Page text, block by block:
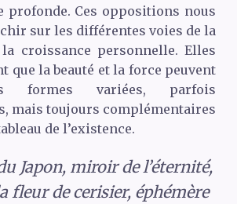
profonde. Ces oppositions nous
sur les différentes voies de la
la croissance personnelle. Elles
que la beauté et la force peuvent
formes variées, parfois
mais toujours complémentaires
de l’existence.
Japon, miroir de l’éternité,
fleur de cerisier, éphémère